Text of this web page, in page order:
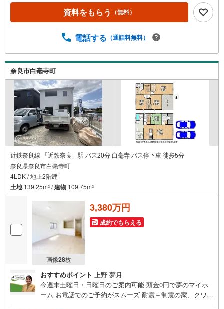
立地・奈良市立佐保小学校まで徒歩約7分・奈良市立若草中
学校まで徒歩約23分 弊社が選ばれる理由 1.お金の扱い方の
ト！2.買い替えなどにも対応できる売却専門チームあり！
ように審査が可能！4.物件のお引渡し後に必要になったお
家のリフォームも弊社のリフォームプランナーがご提案！
5.定期的にご連絡を繋ぎ、有事の際に迅速にサポートいた
しますお気軽にお問合せください！
資料をもらう （無料）
電話する （通話料無料）
奈良市白毫寺町
近鉄奈良線 「近鉄奈良」駅 バス20分 白毫寺 バス停下車 徒歩5分
奈良県奈良市白毫寺町
4LDK / 地上2階建
土地139.25m2 /建物 109.75m2
画像28枚
3,380万円
成約でもらえる
おすすめポイント 上野 夢月
今週末土曜日・日曜日のご案内可能 頭金0円で夢のマイホ
ーム お電話でのご予約がスムーズ 耐震＋制震の家、クワイ